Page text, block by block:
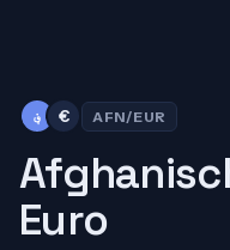
؋ € AFN/EUR
Euro